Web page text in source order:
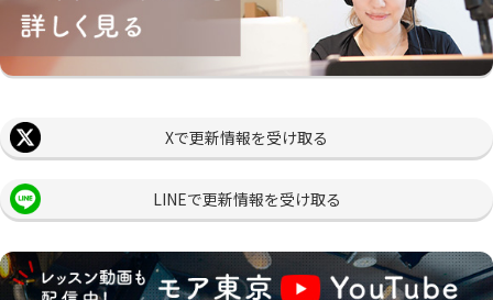
Xで更新情報を受け取る
LINEで更新情報を受け取る